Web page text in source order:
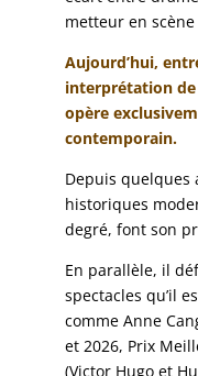
metteur en scène
Aujourd’hui,
interprétation de
opère
contemporain.
Depuis quelques
historiques
degré, font son
En parallèle, il
spectacles qu’il
comme Anne
et 2026, Prix
(Victor Hugo et